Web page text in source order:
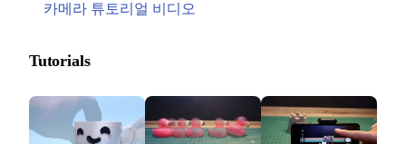
카메라 튜토리얼 비디오
Tutorials